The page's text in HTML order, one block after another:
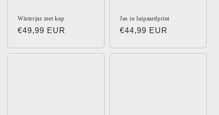
Winterjas met kap
Normale
€49,99 EUR
Jas in luipaardprint
Normale
€44,99 EUR